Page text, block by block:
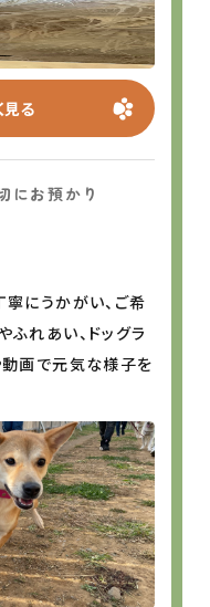
見る
にお預かり
にうかがい、 ご希
れあい、ドッグラ
動画で元気な様子を